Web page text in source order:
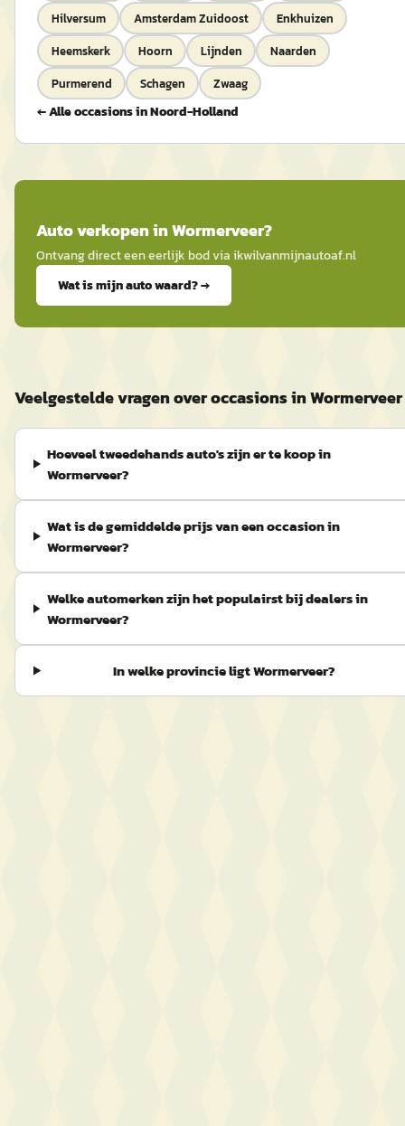
Hilversum
Amsterdam Zuidoost
Enkhuizen
Heemskerk
Hoorn Lijnden
Naarden
Purmerend
Schagen Zwaag
← Alle occasions inNoord-Holland
Autoverkopen inWormerveer?
Ontvang direct een eerlijk bod viaikwilvanmijnautoaf.nl
Wat is mijn auto waard? →
Veelgestelde vragen over occasions in Wormerveer
Hoeveel tweedehands auto's zijn er te koop in
Wormerveer?
Wat is de gemiddelde prijs van een occasion in
Wormerveer?
Welke automerken zijn het populairst bij dealers in
Wormerveer?
In welke provincie ligt Wormerveer?